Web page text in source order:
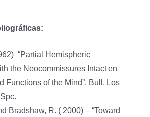
“Partial Hemispheric
the Neocommissures Intact en
Functions of the Mind”. Bull. Los
Bradshaw, R. ( 2000) – “Toward